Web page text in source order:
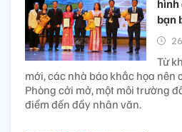
hình
bạn
Từ
mới, các nhà báo khắc họa nên
Phòng cởi mở, một môi trường
điểm đến đầy nhân văn.